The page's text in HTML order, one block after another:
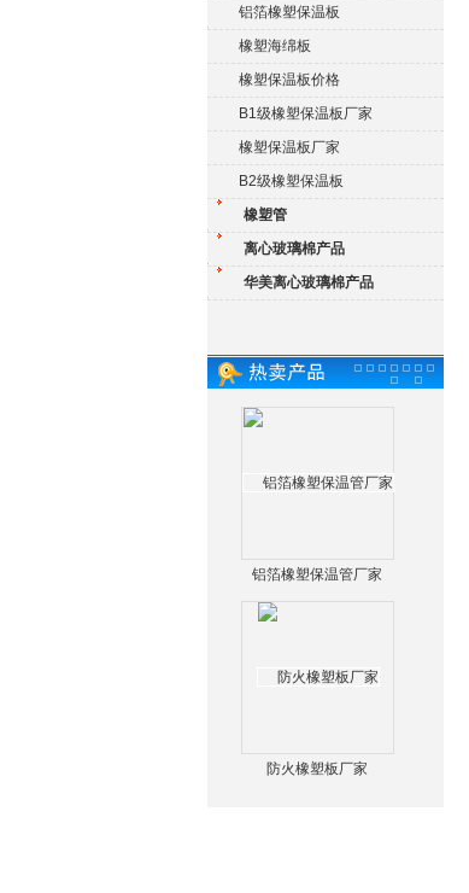
铝箔橡塑保温板
橡塑海绵板
橡塑保温板价格
B1级橡塑保温板厂家
橡塑保温板厂家
B2级橡塑保温板
橡塑管
离心玻璃棉产品
华美离心玻璃棉产品
铝箔橡塑保温管厂家
防火橡塑板厂家